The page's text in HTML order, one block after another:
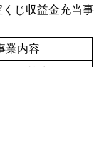
じ収益金充当事
業内容